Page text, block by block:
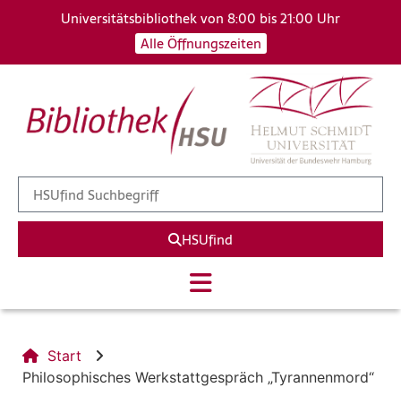
Universitätsbibliothek von 8:00 bis 21:00 Uhr
Alle Öffnungszeiten
HSUfind
Start
Philosophisches Werkstattgespräch „Tyrannenmord“